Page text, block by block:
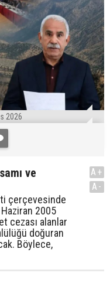
2026
ve
çerçevesinde
2005
cezası alanlar
doğuran
Böylece,
A+
A-